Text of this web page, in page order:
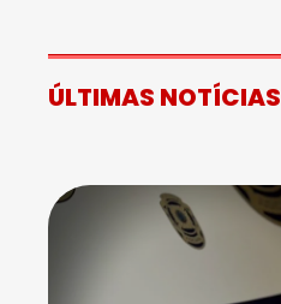
ÚLTIMAS NOTÍCIAS